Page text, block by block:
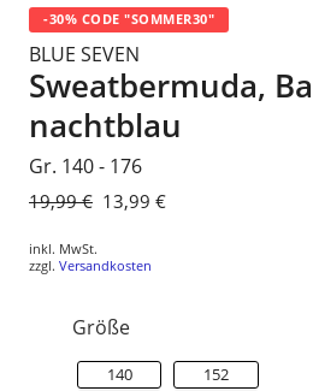
-30% CODE "SOMMER30"
BLUE SEVEN
Sweatbermuda,
nachtblau
Gr. 140 - 176
Normaler
19,99 € Sonderpreis
13,99 €
inkl. MwSt.
zzgl. Versandkosten
Größe
140
152